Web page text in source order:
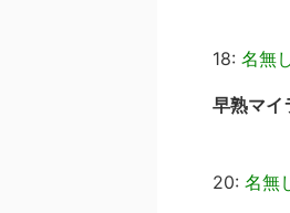
18: 名無
早熟マイ
20: 名無